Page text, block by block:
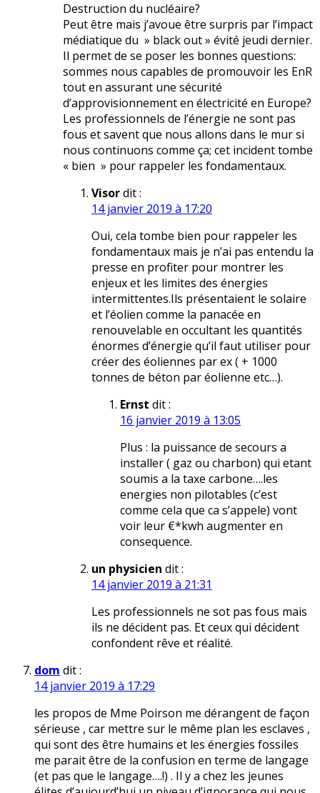
Destruction du nucléaire?
Peut être mais j’avoue être surpris par l’impact
médiatique du » black out » évité jeudi dernier.
Il permet de se poser les bonnes questions:
sommes nous capables de promouvoir les EnR
tout en assurant une sécurité
d’approvisionnement en électricité en Europe?
Les professionnels de l’énergie ne sont pas
fous et savent que nous allons dans le mur si
nous continuons comme ça; cet incident tombe
« bien » pour rappeler les fondamentaux.
Visordit :
14 janvier 2019 à 17:20
Oui, cela tombe bien pour rappeler les
fondamentaux mais je n’ai pas entendu la
presse en profiter pour montrer les
enjeux et les limites des énergies
intermittentes.Ils présentaient le solaire
et l’éolien comme la panacée en
renouvelable en occultant les quantités
énormes d’énergie qu’il faut utiliser pour
créer des éoliennes par ex ( + 1000
tonnes de béton par éolienne etc…).
Ernst dit :
16 janvier 2019 à 13:05
Plus : la puissance de secours a
installer ( gaz ou charbon) qui etant
soumis a la taxe carbone….les
energies non pilotables (c’est
comme cela que ca s’appele) vont
voir leur €*kwh augmenter en
consequence.
un physicien dit :
14 janvier 2019 à 21:31
Les professionnels ne sot pas fous mais
ils ne décident pas. Et ceux qui décident
confondent rêve et réalité.
dom dit :
14 janvier 2019 à 17:29
les propos de Mme Poirson me dérangent de façon
sérieuse , car mettre sur le même plan les esclaves ,
qui sont des être humains et les énergies fossiles
me parait être de la confusion en terme de langage
(et pas que le langage….!) . Il y a chez les jeunes